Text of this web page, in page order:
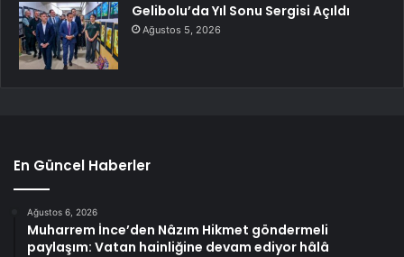
Gelibolu’da Yıl Sonu Sergisi Açıldı
Ağustos 5, 2026
En Güncel Haberler
Ağustos 6, 2026
Muharrem İnce’den Nâzım Hikmet göndermeli
paylaşım: Vatan hainliğine devam ediyor hâlâ